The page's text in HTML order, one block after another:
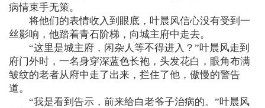
病情束手无策。
将他们的表情收入到眼底，叶晨风信心没有受到一
丝影响，他踏着青石阶梯，向城主府中走去。
“这里是城主府，闲杂人等不得进入？”叶晨风走到
府门外时，一名身穿深蓝色长袍，头发花白，眼角布满
皱纹的老者从府中走了出来，拦住了他，傲慢的警告
道。
“我是看到告示，前来给白老爷子治病的。”叶晨风